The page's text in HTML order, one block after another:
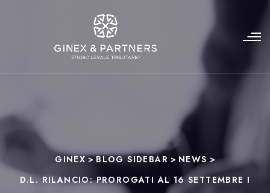
GINEX>BLOG SIDEBAR > NEWS >
D.L. RILANCIO: PROROGATI AL 16 SETTEMBRE I